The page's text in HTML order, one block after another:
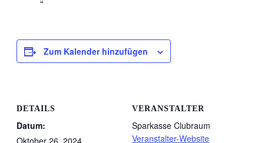
Zum Kalender hinzufügen
DETAILS
Datum:
Oktober 26, 2024
VERANSTALTER
Sparkasse Clubraum
Veranstalter-Website